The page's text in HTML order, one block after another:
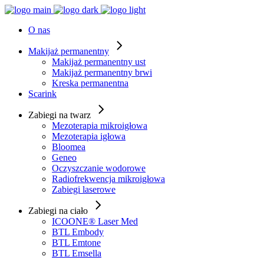
O nas
Makijaż permanentny
Makijaż permanentny ust
Makijaż permanentny brwi
Kreska permanentna
Scarink
Zabiegi na twarz
Mezoterapia mikroigłowa
Mezoterapia igłowa
Bloomea
Geneo
Oczyszczanie wodorowe
Radiofrekwencja mikroigłowa
Zabiegi laserowe
Zabiegi na ciało
ICOONE® Laser Med
BTL Embody
BTL Emtone
BTL Emsella